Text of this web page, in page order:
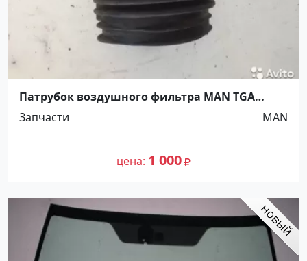
Патрубок воздушного фильтра MAN TGA
Ст.Холмская
Запчасти MAN
цена 1 000